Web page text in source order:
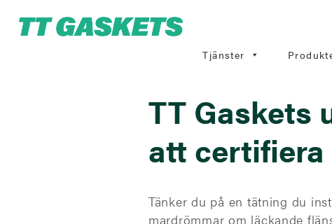
Tjänster
TT Gaskets
att
Tänker du på en tätning du
mardrömmar om läckande